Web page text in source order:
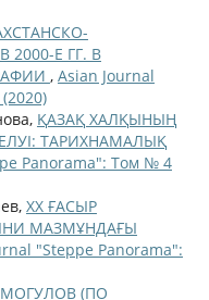
Е ГГ. В
, Asian Journal
ҚАЗАҚ ХАЛҚЫНЫҢ
ТАРИХНАМАЛЫҚ
Panorama": Том № 4
ХХ ҒАСЫР
МАЗМҰНДАҒЫ
"Steppe Panorama":
(ПО